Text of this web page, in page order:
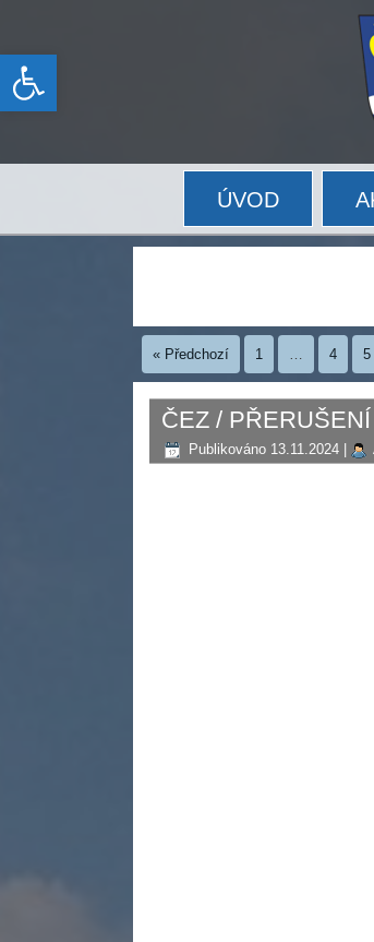
Open toolbar
ÚVOD
« Předchozí 1 … 4 5
ČEZ /
Publikováno 13.11.2024